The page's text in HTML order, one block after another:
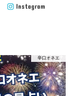
Instagram
辛口オネエ